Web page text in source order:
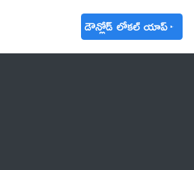
డౌన్లోడ్ లోకల్ యాప్